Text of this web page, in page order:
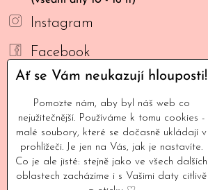
Instagram
Facebook
YouTube
Mail
INFORMACE
Naše filozofie
Ať se Vám neukazují hlouposti!
Pomozte nám, aby byl náš web co
nejužitečnější. Používáme k tomu cookies -
malé soubory, které se dočasně ukládají v
prohlížeči. Je jen na Vás, jak je nastavíte.
Co je ale jisté: stejně jako ve všech dalších
oblastech zacházíme i s Vašimi daty citlivě